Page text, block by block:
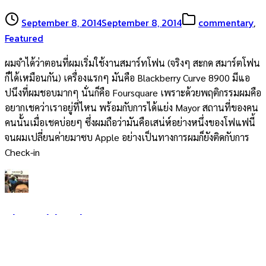
September 8, 2014September 8, 2014 commentary,
Featured
ผมจำได้ว่าตอนที่ผมเริ่มใช้งานสมาร์ทโฟน (จริงๆ สะกด สมาร์ตโฟน
ก็ได้เหมือนกัน) เครื่องแรกๆ มันคือ Blackberry Curve 8900 มีแอ
ปนึงที่ผมชอบมากๆ นั่นก็คือ Foursquare เพราะด้วยพฤติกรรมผมคือ
อยากเชคว่าเราอยู่ที่ไหน พร้อมกับการได้แย่ง Mayor สถานที่ของคน
คนนั้นเมื่อเชคบ่อยๆ ซึ่งผมถือว่ามันคือเสน่ห์อย่างหนึ่งของโฟแฟนี้
จนผมเปลี่ยนค่ายมาซบ Apple อย่างเป็นทางการผมก็ยังติดกับการ
Check-in
charathbank